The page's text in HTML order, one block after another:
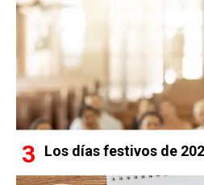
Los días festivos de